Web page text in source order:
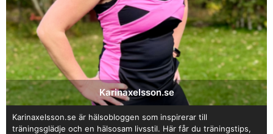
Karinaxelsson.se
Karinaxelsson.se är hälsobloggen som inspirerar till
träningsglädje och en hälsosam livsstil. Här får du träningstips,